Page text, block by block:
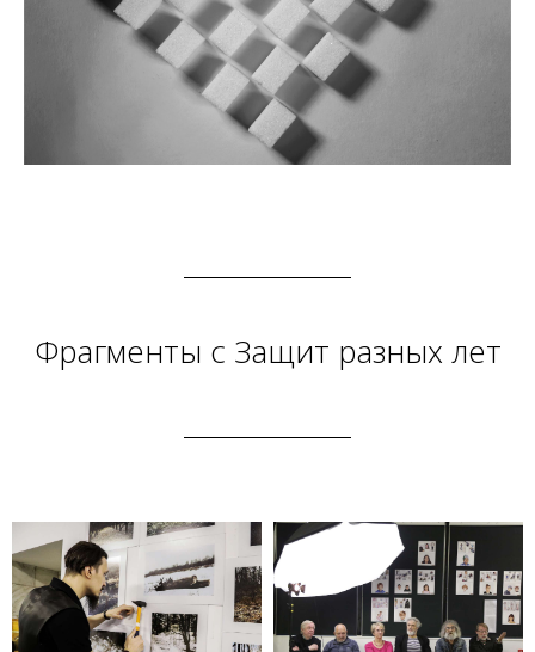
Фрагменты с Защит разных лет